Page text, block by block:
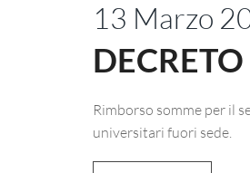
13 Marzo
Rimborso somme per il
universitari fuori sede.